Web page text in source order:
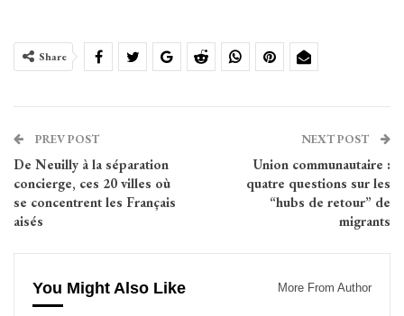
Share
PREV POST
De Neuilly à la séparation
concierge, ces 20 villes où
se concentrent les Français
aisés
NEXT POST
Union communautaire :
quatre questions sur les
“hubs de retour” de
migrants
You Might Also Like More From Author